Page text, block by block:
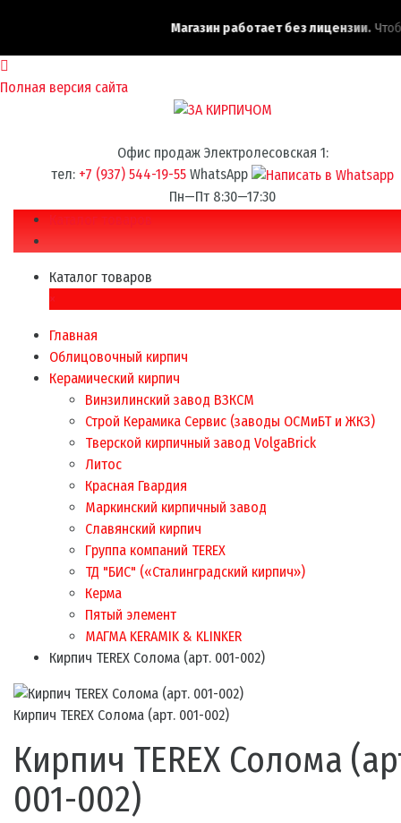
Магазин работает без лицензии.Чтобы
Полная версия сайта
Офис продаж Электролесовская 1:
тел: +7 (937) 544-19-55 WhatsApp
Пн—Пт 8:30—17:30
Каталог товаров
Каталог товаров
×
Главная
Облицовочный кирпич
Керамический кирпич
Винзилинский завод ВЗКСМ
Строй Керамика Сервис (заводы ОСМиБТ и ЖКЗ)
Тверской кирпичный завод VolgaBrick
Литос
Красная Гвардия
Маркинский кирпичный завод
Славянский кирпич
Группа компаний TEREX
ТД "БИС" («Сталинградский кирпич»)
Керма
Пятый элемент
МАГМА KERAMIK & KLINKER
Кирпич TEREX Солома (арт. 001-002)
Кирпич TEREX Солома (арт. 001-002)
Кирпич TEREX Солома
001-002)